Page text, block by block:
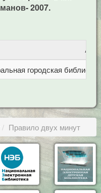
2007.
городская
Правило двух минут